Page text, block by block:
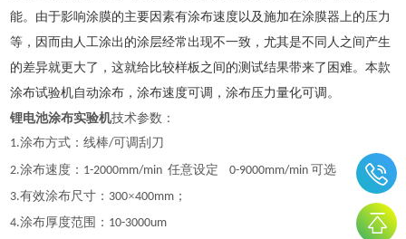
能。由于影响涂膜的主要因素有涂布速度以及施加在涂膜器上的压力
等，因而由人工涂出的涂层经常出现不一致，尤其是不同人之间产生
的差异就更大了，这就给比较样板之间的测试结果带来了困难。本款
涂布试验机自动涂布，涂布速度可调，涂布压力量化可调。
锂电池涂布实验机技术参数：
1.涂布方式：线棒/可调刮刀
2.涂布速度： 1-2000mm/min任意设定 0-9000mm/min 可选
3.有效涂布尺寸： 300×400mm ；
4.涂布厚度范围： 10-3000um